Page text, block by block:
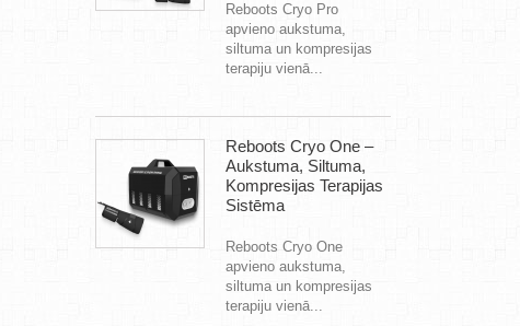
Reboots Cryo Pro
apvieno aukstuma,
siltuma un kompresijas
terapiju vienā...
Reboots Cryo One –
Aukstuma, Siltuma,
Kompresijas Terapijas
Sistēma
Reboots Cryo One
apvieno aukstuma,
siltuma un kompresijas
terapiju vienā...